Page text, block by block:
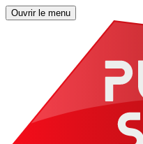
Ouvrir le menu